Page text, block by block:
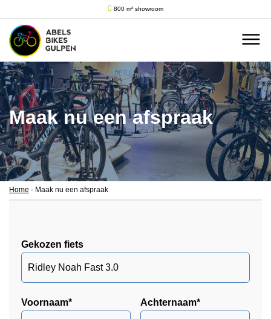
800 m² showroom
Maak nu een afspraak
Home - Maak nu een afspraak
Gekozen fiets
Voornaam* Achternaam*